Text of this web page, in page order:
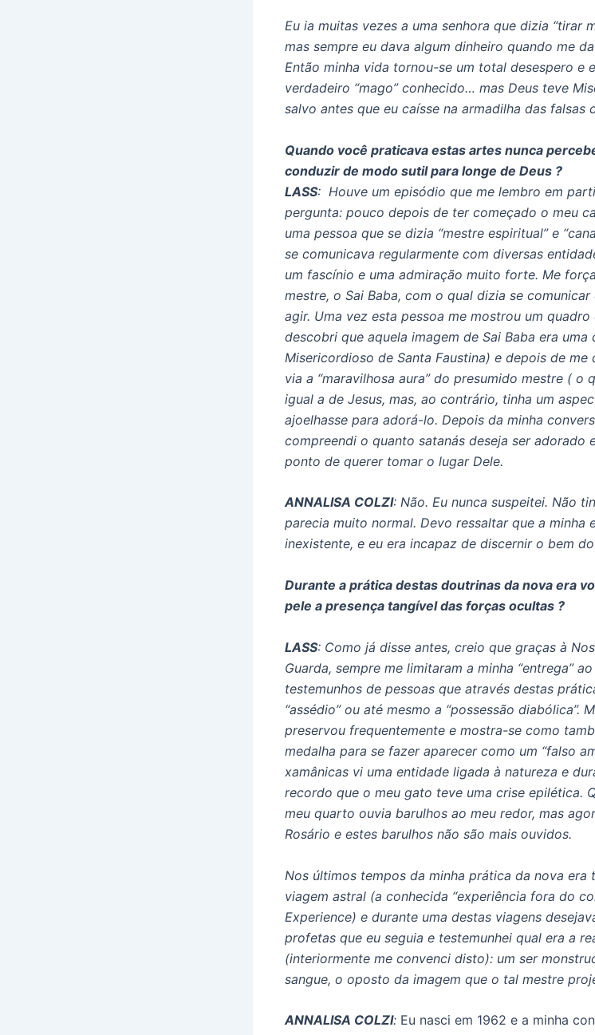
Eu ia muitas vezes a uma senhora que dizia “tirar
mas sempre eu dava algum dinheiro quando me
Então minha vida tornou-se um total desespero e
verdadeiro “mago” conhecido… mas Deus teve
salvo antes que eu caísse na armadilha das falsas
Quando você praticava estas artes nunca
conduzir de modo sutil para longe de Deus ?
LASS: Houve um episódio que me lembro em
pergunta: pouco depois de ter começado o meu
uma pessoa que se dizia “mestre espiritual” e
se comunicava regularmente com diversas
um fascínio e uma admiração muito forte. Me
mestre, o Sai Baba, com o qual dizia se
agir. Uma vez esta pessoa me mostrou um
descobri que aquela imagem de Sai Baba era
Misericordioso de Santa Faustina) e depois de me
via a “maravilhosa aura” do presumido mestre ( o
igual a de Jesus, mas, ao contrário, tinha um
ajoelhasse para adorá-lo. Depois da minha
compreendi o quanto satanás deseja ser adorado
ponto de querer tomar o lugar Dele.
ANNALISA COLZI: Não. Eu nunca suspeitei. Não
parecia muito normal. Devo ressaltar que a minha
inexistente, e eu era incapaz de discernir o bem
Durante a prática destas doutrinas da nova era
pele a presença tangível das forças ocultas ?
LASS: Como já disse antes, creio que graças à
Guarda, sempre me limitaram a minha “entrega”
testemunhos de pessoas que através destas
“assédio” ou até mesmo a “possessão diabólica”.
preservou frequentemente e mostra-se como
medalha para se fazer aparecer como um “falso
xamânicas vi uma entidade ligada à natureza e
recordo que o meu gato teve uma crise epilética.
meu quarto ouvia barulhos ao meu redor, mas
Rosário e estes barulhos não são mais ouvidos.
Nos últimos tempos da minha prática da nova era
viagem astral (a conhecida “experiência fora do
Experience) e durante uma destas viagens
profetas que eu seguia e testemunhei qual era a
(interiormente me convenci disto): um ser
sangue, o oposto da imagem que o tal mestre
ANNALISA COLZI: Eu nasci em 1962 e a minha